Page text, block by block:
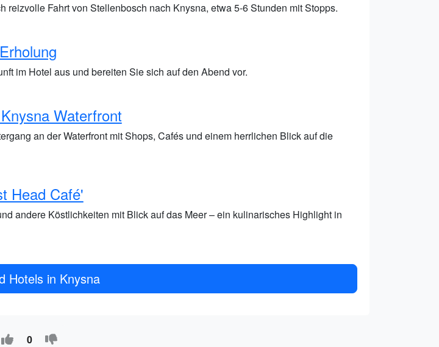
reizvolle Fahrt von Stellenbosch nach Knysna, etwa 5-6 Stunden mit Stopps.
im Hotel aus und bereiten Sie sich auf den Abend vor.
Waterfront
an der Waterfront mit Shops, Cafés und einem herrlichen Blick auf die
Head Café'
andere Köstlichkeiten mit Blick auf das Meer – ein kulinarisches Highlight in
Hotels in Knysna
0